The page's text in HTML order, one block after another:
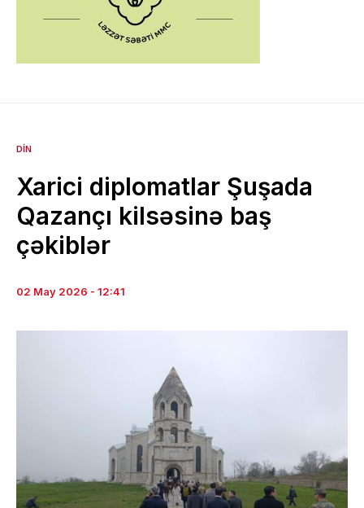
DIN
Xarici diplomatlar Şuşada
Qazançı kilsəsinə baş
çəkiblər
02 May 2026 - 12:41